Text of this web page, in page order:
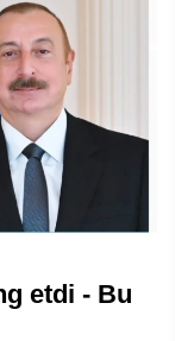
etdi - Bu